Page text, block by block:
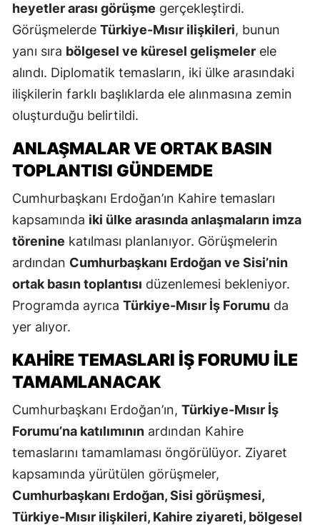
heyetler arası görüşme gerçekleştirdi.
Görüşmelerde Türkiye-Mısır ilişkileri, bunun
yanı sıra bölgesel ve küresel gelişmeler ele
alındı. Diplomatik temasların, iki ülke arasındaki
ilişkilerin farklı başlıklarda ele alınmasına zemin
oluşturduğu belirtildi.
ANLAŞMALAR VE ORTAK BASIN
TOPLANTISI GÜNDEMDE
Cumhurbaşkanı Erdoğan’ın Kahire temasları
kapsamında iki ülke arasında anlaşmaların imza
törenine katılması planlanıyor. Görüşmelerin
ardından Cumhurbaşkanı Erdoğan ve Sisi’nin
ortak basın toplantısı düzenlemesi bekleniyor.
Programda ayrıca Türkiye-Mısır İş Forumu da
yer alıyor.
KAHIRE TEMASLARI İŞ FORUMU ILE
TAMAMLANACAK
Cumhurbaşkanı Erdoğan’ın, Türkiye-Mısır İş
Forumu’na katılımının ardından Kahire
temaslarını tamamlaması öngörülüyor. Ziyaret
kapsamında yürütülen görüşmeler,
Cumhurbaşkanı Erdoğan, Sisi görüşmesi,
Türkiye-Mısır ilişkileri, Kahire ziyareti, bölgesel